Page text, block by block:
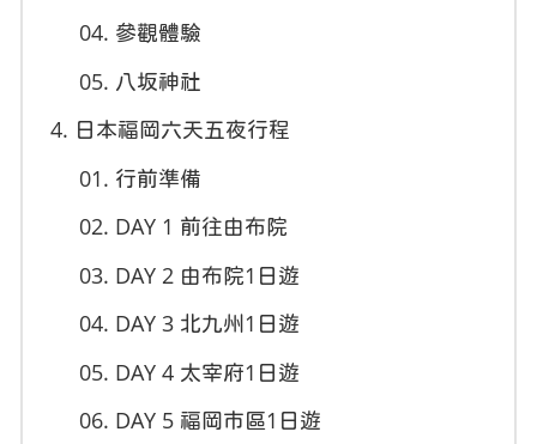
參觀體驗
八坂神社
日本福岡六天五夜行程
行前準備
DAY 1 前往由布院
DAY 2 由布院1日遊
DAY 3 北九州1日遊
DAY 4 太宰府1日遊
DAY 5 福岡市區1日遊